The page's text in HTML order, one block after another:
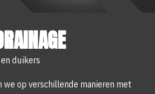
duikers
we op verschillende manieren met